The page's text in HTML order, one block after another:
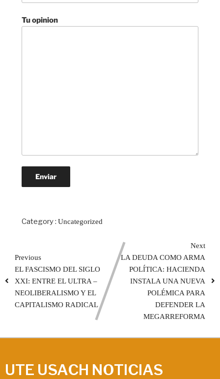
Tu opinion
Category : Uncategorized
Previous
EL FASCISMO DEL SIGLO
XXI: ENTRE EL ULTRA –
NEOLIBERALISMO Y EL
CAPITALISMO RADICAL
Next
LA DEUDA COMO ARMA
POLÍTICA: HACIENDA
INSTALA UNA NUEVA
POLÉMICA PARA
DEFENDER LA
MEGARREFORMA
UTE USACH NOTICIAS